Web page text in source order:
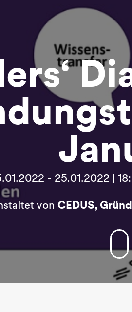
- 25.01.2022 |
von CEDUS,